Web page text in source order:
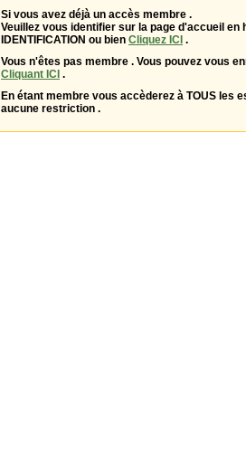
Si vous avez déjà un accès membre .
Veuillez vous identifier sur la page d'accueil en
IDENTIFICATION ou bien Cliquez ICI .
Vous n'êtes pas membre . Vous pouvez vous
Cliquant ICI .
En étant membre vous accèderez à TOUS les
aucune restriction .